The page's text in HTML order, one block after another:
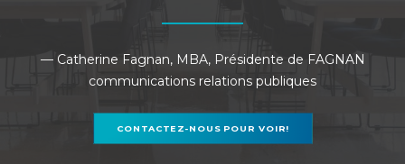
— Catherine Fagnan, MBA, Présidente de FAGNAN
communications relations publiques
CONTACTEZ-NOUS POUR VOIR!